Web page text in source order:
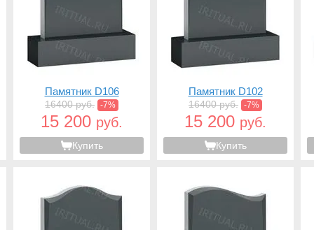
Памятник D106
16400 руб. -7%
15 200 руб.
Купить
Памятник D102
16400 руб. -7%
15 200 руб.
Купить